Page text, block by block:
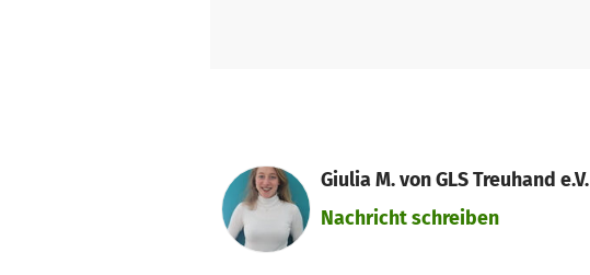
Giulia M. von GLS Treuhand
Nachricht schreiben